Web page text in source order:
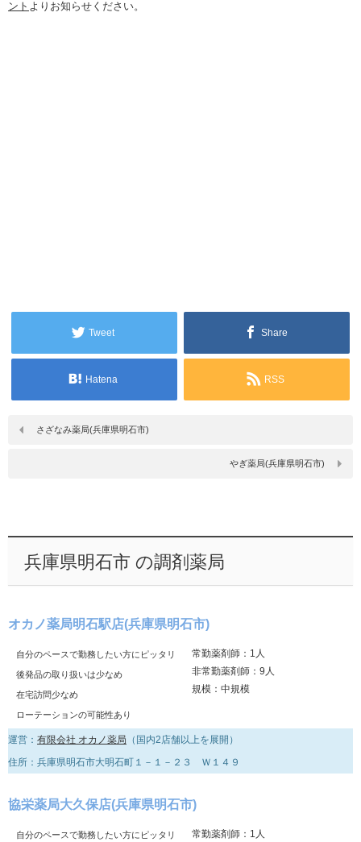
ント よりお知らせください。
Tweet Share
Hatena RSS
さざなみ薬局(兵庫県明石市)
やぎ薬局(兵庫県明石市)
兵庫県明石市 の調剤薬局
オカノ薬局明石駅店(兵庫県明石市)
自分のペースで勤務したい方にピッタリ
後発品の取り扱いは少なめ
在宅訪問少なめ
ローテーションの可能性あり
常勤薬剤師：1人
非常勤薬剤師：9人
規模：中規模
運営： 有限会社 オカノ薬局 （国内2店舗以上を展開）
住所：兵庫県明石市大明石町１－１－２３ Ｗ１４９
協栄薬局大久保店(兵庫県明石市)
自分のペースで勤務したい方にピッタリ
常勤薬剤師：1人